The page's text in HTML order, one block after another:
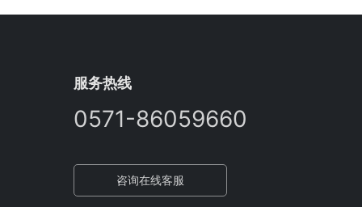
服务热线
0571-86059660
咨询在线客服